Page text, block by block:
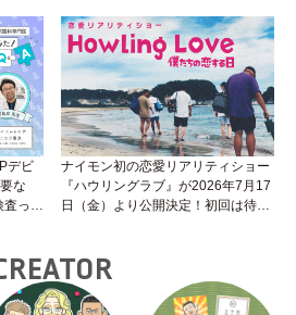
デビ
な
査っ
ナイモン初の恋愛リアリティショー
『ハウリングラブ』が2026年7月17
日（金）より公開決定！初回は待望